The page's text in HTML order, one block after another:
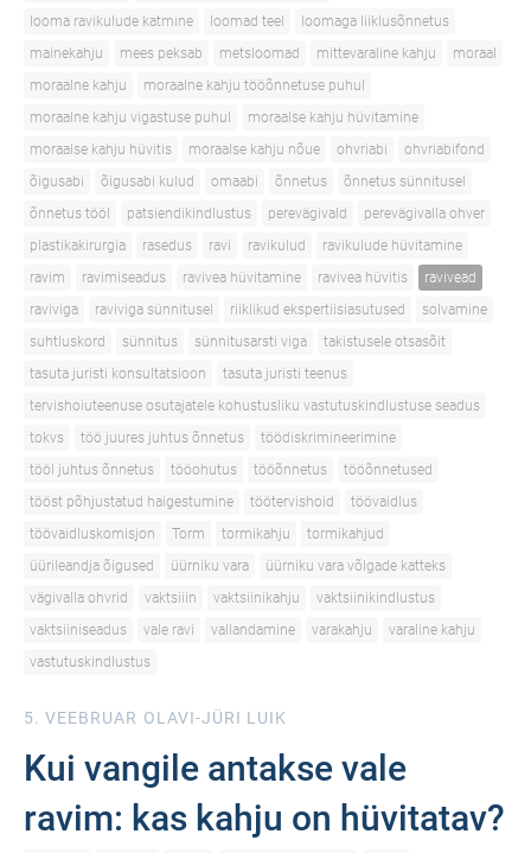
looma ravikulude katmine
loomad teel
loomaga liiklusõnnetus
mainekahju
mees peksab metsloomad mittevaraline kahju
moraal
moraalne kahju
moraalne kahju tööõnnetuse puhul
moraalne kahju vigastuse puhul
moraalse kahju hüvitamine
moraalse kahju hüvitis
moraalse kahju nõue ohvriabi
ohvriabifond
õigusabi
õigusabi kulud omaabi õnnetus
õnnetus sünnitusel
õnnetus tööl
patsiendikindlustus perevägivald
perevägivalla ohver
plastikakirurgia
rasedus ravi ravikulud
ravikulude hüvitamine
ravim
ravimiseadus ravivea hüvitamine ravivea hüvitis
ravivead
raviviga
raviviga sünnitusel riiklikud ekspertiisiasutused
solvamine
suhtluskord
sünnitus sünnitusarsti viga
takistusele otsasõit
tasuta juristi konsultatsioon
tasuta juristi teenus
tervishoiuteenuse osutajatele kohustusliku vastutuskindlustuse seadus
tokvs
töö juures juhtus õnnetus
töödiskrimineerimine
tööl juhtus õnnetus
tööohutus tööõnnetus
tööõnnetused
tööst põhjustatud haigestumine
töötervishoid
töövaidlus
töövaidluskomisjon
Torm tormikahju
tormikahjud
üürileandja õigused
üürniku vara
üürniku vara võlgade katteks
vägivalla ohvrid
vaktsiiin vaktsiinikahju
vaktsiinikindlustus
vaktsiiniseadus
vale ravi vallandamine varakahju
varaline kahju
vastutuskindlustus
5. VEEBRUAR OLAVI-JÜRI LUIK
Kui vangile antakse vale
ravim: kas kahju on hüvitatav?